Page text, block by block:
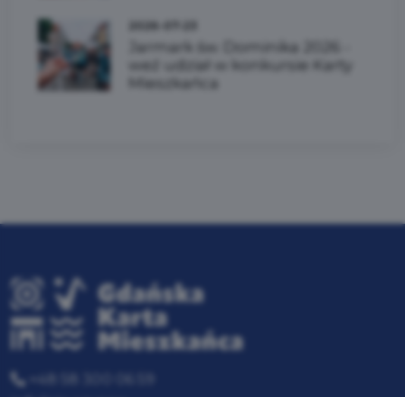
Jarmark św. Dominika 2026 -
weź udział w konkursie Karty
Mieszkańca
+48 58 300 06 59